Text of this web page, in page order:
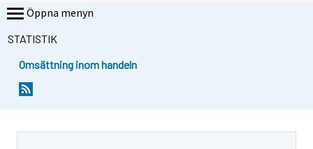
Öppna menyn
STATISTIK
Omsättning inom handeln